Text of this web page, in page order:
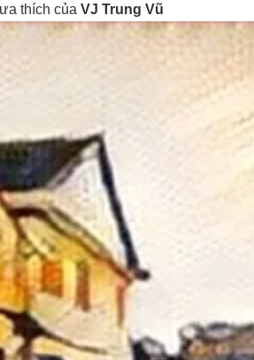
thích của VJ Trung Vũ